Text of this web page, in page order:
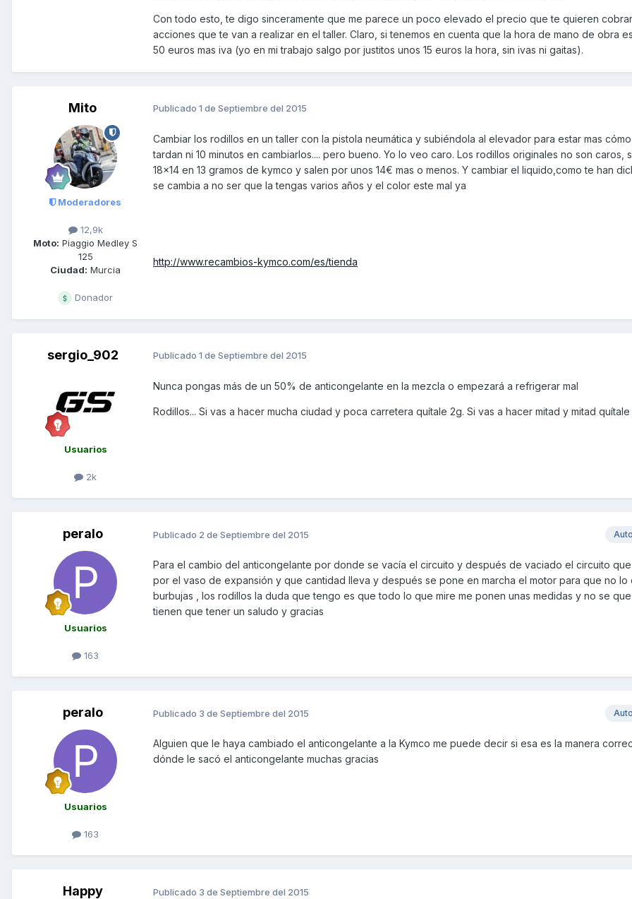
Con todo esto, te digo sinceramente que me parece un poco elevado el precio que te quieren
acciones que te van a realizar en el taller. Claro, si tenemos en cuenta que la hora de mano de obra
50 euros mas iva (yo en mi trabajo salgo por justitos unos 15 euros la hora, sin ivas ni gaitas).
Mito
Moderadores
12,9k
Moto: Piaggio Medley S
125
Ciudad: Murcia
Donador
Publicado 1 de Septiembre del 2015
Cambiar los rodillos en un taller con la pistola neumática y subiéndola al elevador para estar mas
tardan ni 10 minutos en cambiarlos.... pero bueno. Yo lo veo caro. Los rodillos originales no son caros,
18x14 en 13 gramos de kymco y salen por unos 14€ mas o menos. Y cambiar el liquido,como te han
se cambia a no ser que la tengas varios años y el color este mal ya
http://www.recambios-kymco.com/es/tienda
sergio_902
Usuarios
2k
Publicado 1 de Septiembre del 2015
Nunca pongas más de un 50% de anticongelante en la mezcla o empezará a refrigerar mal
Rodillos... Si vas a hacer mucha ciudad y poca carretera quítale 2g. Si vas a hacer mitad y mitad quítale
peralo
Usuarios
163
Publicado 2 de Septiembre del 2015
Para el cambio del anticongelante por donde se vacía el circuito y después de vaciado el circuito
por el vaso de expansión y que cantidad lleva y después se pone en marcha el motor para que no lo
burbujas , los rodillos la duda que tengo es que todo lo que mire me ponen unas medidas y no se
tienen que tener un saludo y gracias
peralo
Usuarios
163
Publicado 3 de Septiembre del 2015
Alguien que le haya cambiado el anticongelante a la Kymco me puede decir si esa es la manera
dónde le sacó el anticongelante muchas gracias
Happy Publicado 3 de Septiembre del 2015